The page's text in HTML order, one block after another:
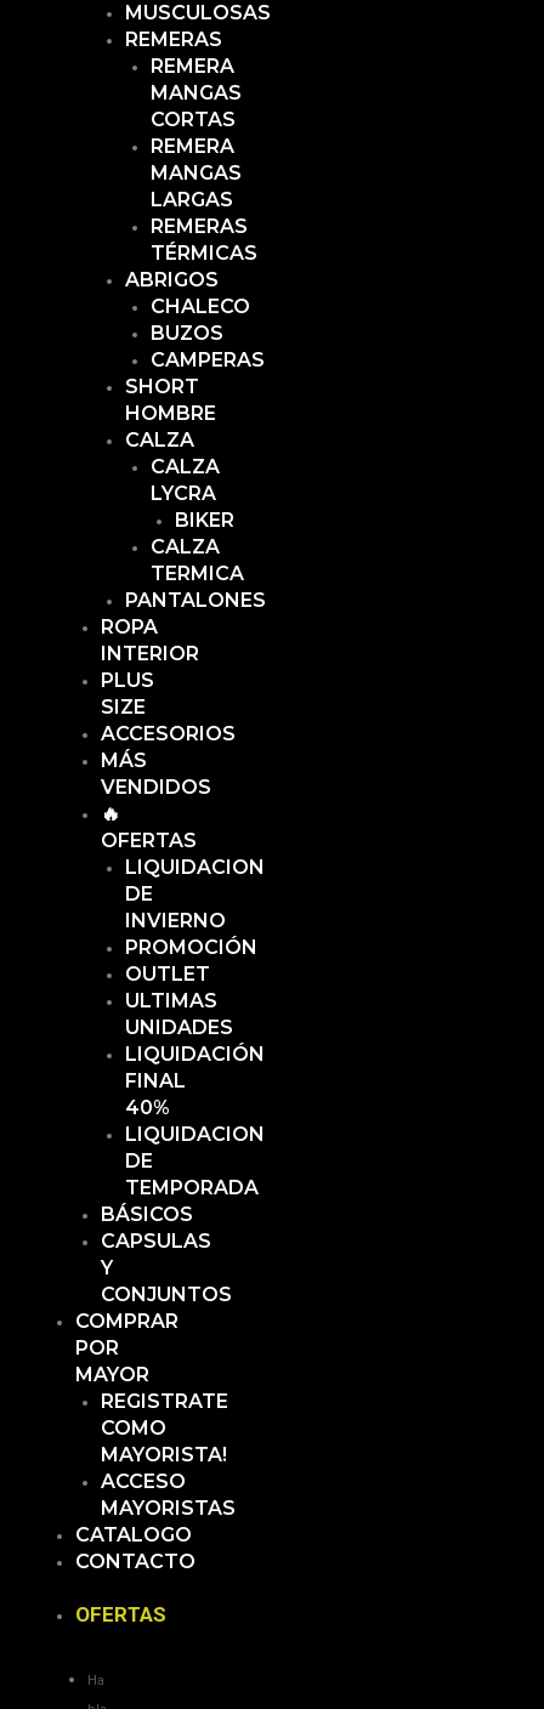
MUSCULOSAS
REMERAS
REMERA
MANGAS
CORTAS
REMERA
MANGAS
LARGAS
REMERAS
TÉRMICAS
ABRIGOS
CHALECO
BUZOS
CAMPERAS
SHORT
HOMBRE
CALZA
CALZA
LYCRA
BIKER
CALZA
TERMICA
PANTALONES
ROPA
INTERIOR
PLUS
SIZE
ACCESORIOS
MÁS
VENDIDOS
🔥
OFERTAS
LIQUIDACION
DE
INVIERNO
PROMOCIÓN
OUTLET
ULTIMAS
UNIDADES
LIQUIDACIÓN
FINAL
40%
LIQUIDACION
DE
TEMPORADA
BÁSICOS
CAPSULAS
Y
CONJUNTOS
COMPRAR
POR
MAYOR
REGISTRATE
COMO
MAYORISTA!
ACCESO
MAYORISTAS
CATALOGO
CONTACTO
OFERTAS
Ha